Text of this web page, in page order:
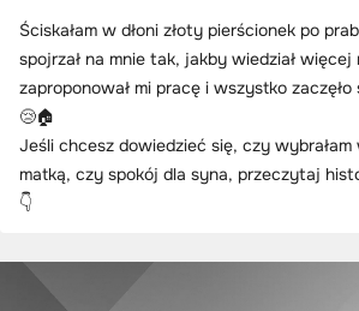
Ściskałam w dłoni złoty pierścionek po
spojrzał na mnie tak, jakby wiedział
zaproponował mi pracę i wszystko
😢🏠
Jeśli chcesz dowiedzieć się, czy wybrałam
matką, czy spokój dla syna, przeczytaj
👇